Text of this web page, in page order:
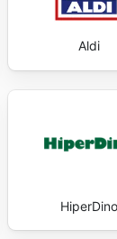
Aldi
HiperDino